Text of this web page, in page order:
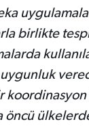
birlikte
koordinasyon
öncü